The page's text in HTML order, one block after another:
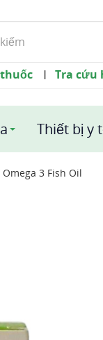
| Tra cứu
Thiết bị y
3 Fish Oil